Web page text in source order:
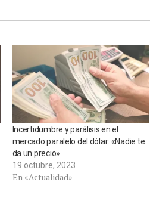
Incertidumbre y parálisis en el
mercado paralelo del dólar: «Nadie te
da un precio»
19 octubre, 2023
En «Actualidad»